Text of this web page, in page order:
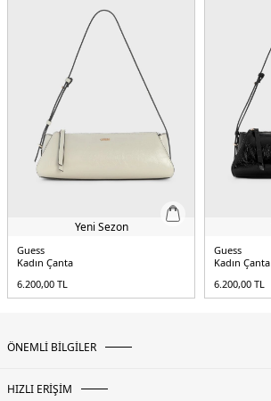
Yeni Sezon
Guess
Kadın Çanta
6.200,00 TL
Guess
Kadın Çanta
6.200,00 TL
ÖNEMLİ BİLGİLER
HIZLI ERİŞİM